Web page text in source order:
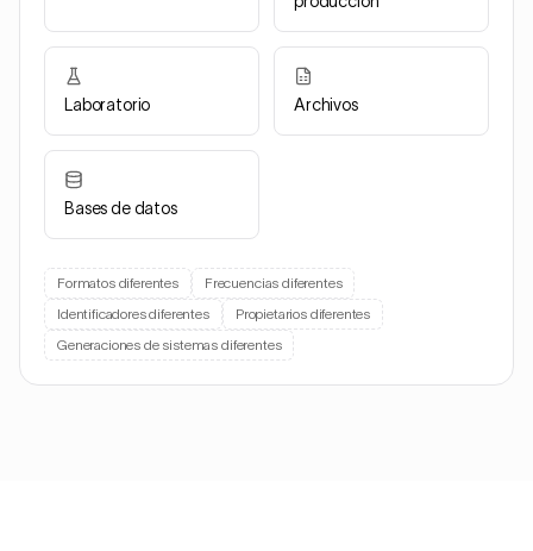
Laboratorio Archivos
Bases de datos
Formatos diferentes
Frecuencias diferentes
Identificadores diferentes
Propietarios diferentes
Generaciones de sistemas diferentes